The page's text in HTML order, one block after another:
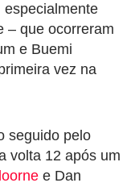
especialmente
– que ocorreram
e Buemi
vez na
seguido pelo
volta 12 após um
e Dan